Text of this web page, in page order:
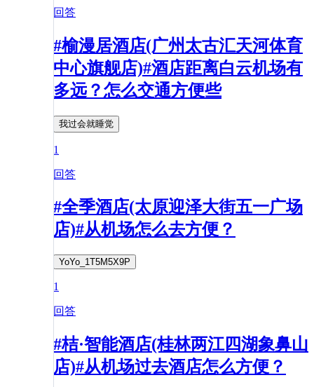
回答
#榆漫居酒店(广州太古汇天河体育
中心旗舰店)#酒店距离白云机场有
多远？怎么交通方便些
我过会就睡觉
1
回答
#全季酒店(太原迎泽大街五一广场
店)#从机场怎么去方便？
YoYo_1T5M5X9P
1
回答
#桔·智能酒店(桂林两江四湖象鼻山
店)#从机场过去酒店怎么方便？